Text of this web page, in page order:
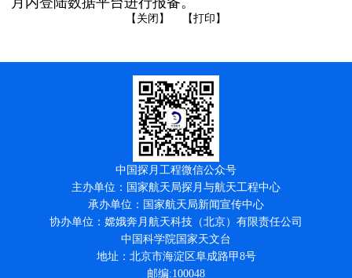
【关闭】 【打印】
中国探月工程微信公众号
主办单位：国家航天局探月与航天工程中心
承办单位：国家航天局新闻宣传中心
协办单位：嫦娥奔月航天科技（北京）有限责任公司
中国科学院国家天文台
地址：北京市海淀区阜成路甲8号
邮编:100048